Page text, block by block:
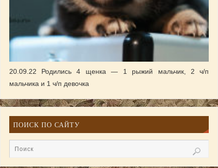
20.09.22 Родились 4 щенка — 1 рыжий мальчик, 2 ч/п
мальчика и 1 ч/п девочка
ПОИСК ПО САЙТУ